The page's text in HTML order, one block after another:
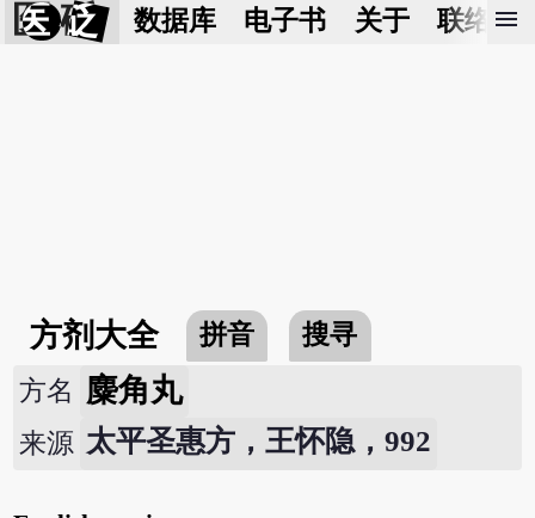
医 砭 数据库 电子书 关于 联络我
menu
方剂大全 拼音
搜寻
方名 麋角丸
来源 太平圣惠方，王怀隐，992